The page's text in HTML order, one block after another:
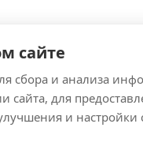
сайте
сбора и анализа
сайта, для
и
и советы,